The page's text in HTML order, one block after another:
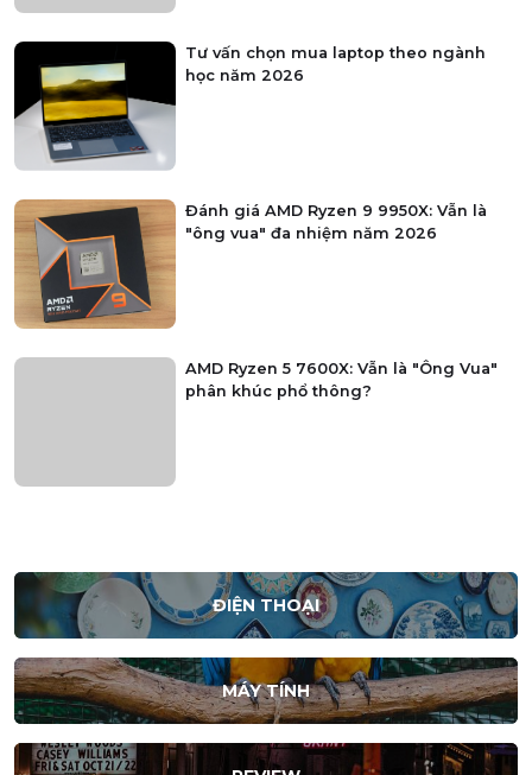
Tư vấn chọn mua laptop theo ngành
học năm 2026
Đánh giá AMD Ryzen 9 9950X: Vẫn là
"ông vua" đa nhiệm năm 2026
AMD Ryzen 5 7600X: Vẫn là "Ông Vua"
phân khúc phổ thông?
ĐIỆN THOẠI
MÁY TÍNH